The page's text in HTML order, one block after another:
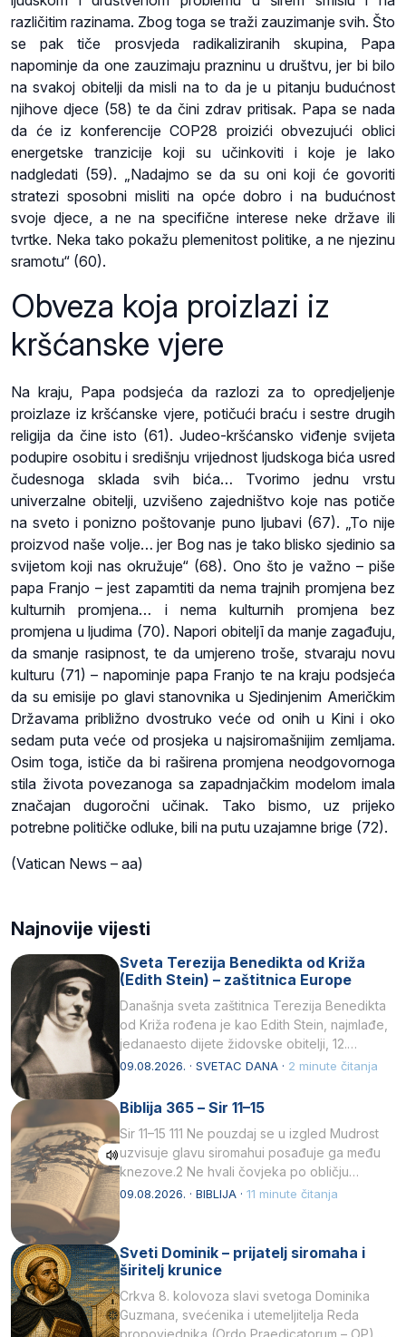
različitim razinama. Zbog toga se traži zauzimanje svih. Što
se pak tiče prosvjeda radikaliziranih skupina, Papa
napominje da one zauzimaju prazninu u društvu, jer bi bilo
na svakoj obitelji da misli na to da je u pitanju budućnost
njihove djece (58) te da čini zdrav pritisak. Papa se nada
da će iz konferencije COP28 proizići obvezujući oblici
energetske tranzicije koji su učinkoviti i koje je lako
nadgledati (59). „Nadajmo se da su oni koji će govoriti
stratezi sposobni misliti na opće dobro i na budućnost
svoje djece, a ne na specifične interese neke države ili
tvrtke. Neka tako pokažu plemenitost politike, a ne njezinu
sramotu“ (60).
Obveza koja proizlazi iz
kršćanske vjere
Na kraju, Papa podsjeća da razlozi za to opredjeljenje
proizlaze iz kršćanske vjere, potičući braću i sestre drugih
religija da čine isto (61). Judeo-kršćansko viđenje svijeta
podupire osobitu i središnju vrijednost ljudskoga bića usred
čudesnoga sklada svih bića… Tvorimo jednu vrstu
univerzalne obitelji, uzvišeno zajedništvo koje nas potiče
na sveto i ponizno poštovanje puno ljubavi (67). „To nije
proizvod naše volje… jer Bog nas je tako blisko sjedinio sa
svijetom koji nas okružuje“ (68). Ono što je važno – piše
papa Franjo – jest zapamtiti da nema trajnih promjena bez
kulturnih promjena… i nema kulturnih promjena bez
promjena u ljudima (70). Napori obiteljī da manje zagađuju,
da smanje rasipnost, te da umjereno troše, stvaraju novu
kulturu (71) – napominje papa Franjo te na kraju podsjeća
da su emisije po glavi stanovnika u Sjedinjenim Američkim
Državama približno dvostruko veće od onih u Kini i oko
sedam puta veće od prosjeka u najsiromašnijim zemljama.
Osim toga, ističe da bi raširena promjena neodgovornoga
stila života povezanoga sa zapadnjačkim modelom imala
značajan dugoročni učinak. Tako bismo, uz prijeko
potrebne političke odluke, bili na putu uzajamne brige (72).
(Vatican News – aa)
Najnovije vijesti
Sveta Terezija Benedikta od Križa
(Edith Stein) – zaštitnica Europe
Današnja sveta zaštitnica Terezija Benedikta
od Križa rođena je kao Edith Stein, najmlađe,
jedanaesto dijete židovske obitelji, 12.
listopada 1891, u Wrocławu…
09.08.2026. · SVETAC DANA · 2 minute čitanja
Biblija 365 – Sir 11–15
Sir 11–15 111 Ne pouzdaj se u izgled Mudrost
uzvisuje glavu siromahui posađuje ga među
knezove.2 Ne hvali čovjeka po obličju
njegovui…
09.08.2026. · BIBLIJA · 11 minute čitanja
Sveti Dominik – prijatelj siromaha i
širitelj krunice
Crkva 8. kolovoza slavi svetoga Dominika
Guzmana, svećenika i utemeljitelja Reda
propovjednika (Ordo Praedicatorum – OP).